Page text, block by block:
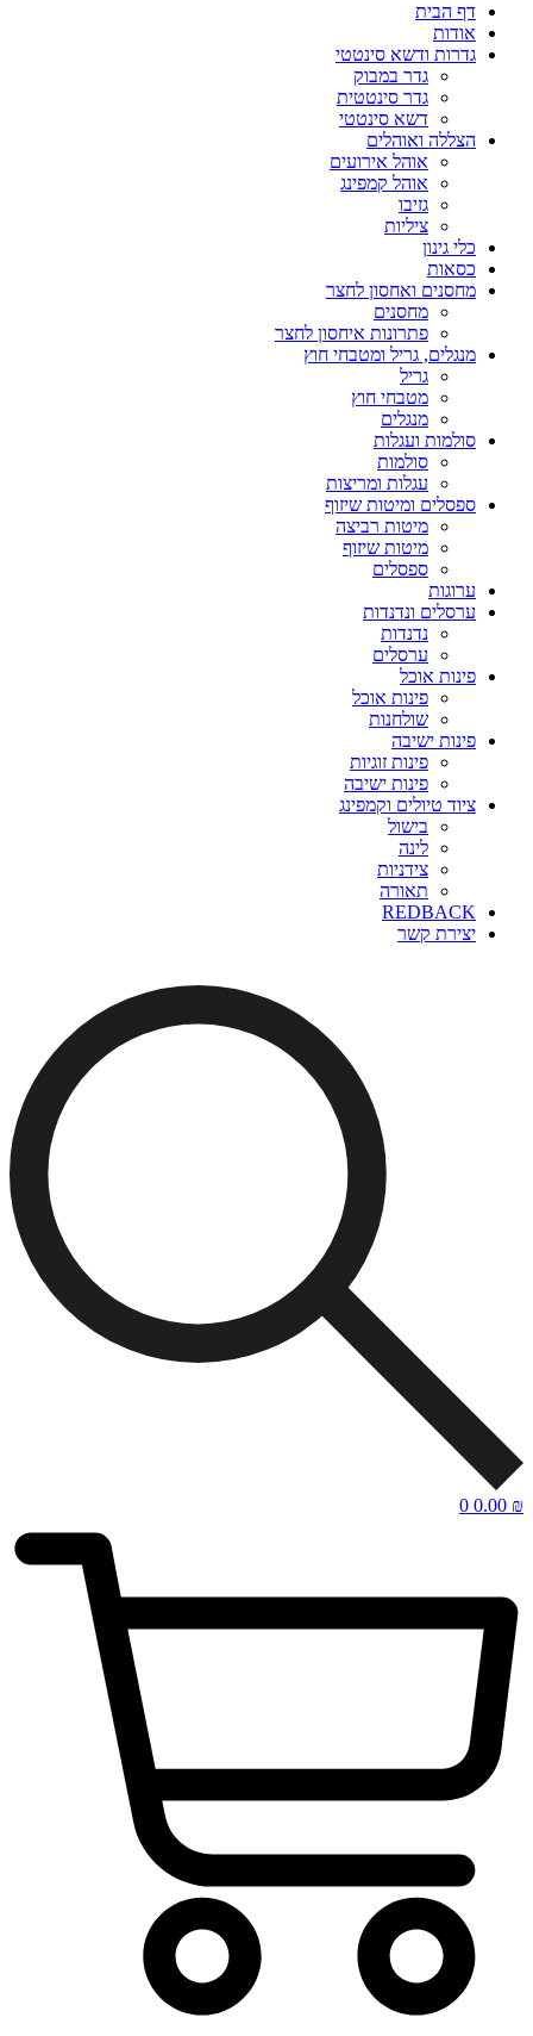
דף הבית
אודות
גדרות ודשא סינטטי
גדר במבוק
גדר סינטטית
דשא סינטטי
הצללה ואוהלים
אוהל אירועים
אוהל קמפינג
גזיבו
ציליות
כלי גינון
כסאות
מחסנים ואחסון לחצר
מחסנים
פתרונות איחסון לחצר
מנגלים, גריל ומטבחי חוץ
גריל
מטבחי חוץ
מנגלים
סולמות ועגלות
סולמות
עגלות ומריצות
ספסלים ומיטות שיזוף
מיטות רביצה
מיטות שיזוף
ספסלים
ערוגות
ערסלים ונדנדות
נדנדות
ערסלים
פינות אוכל
פינות אוכל
שולחנות
פינות ישיבה
פינות זוגיות
פינות ישיבה
ציוד טיולים וקמפינג
בישול
לינה
צידניות
תאורה
REDBACK
יצירת קשר
0.00 ₪
0